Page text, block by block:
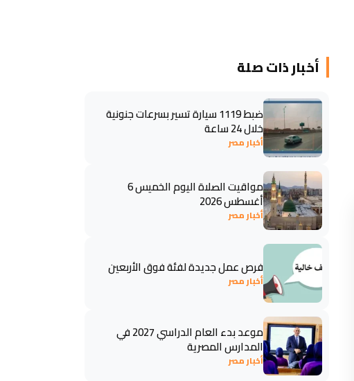
أخبار ذات صلة
ضبط 1119 سيارة تسير بسرعات جنونية
خلال 24 ساعة
أخبار مصر
مواقيت الصلاة اليوم الخميس 6
أغسطس 2026
أخبار مصر
فرص عمل جديدة لفئة فوق الأربعين
أخبار مصر
موعد بدء العام الدراسي 2027 في
المدارس المصرية
أخبار مصر